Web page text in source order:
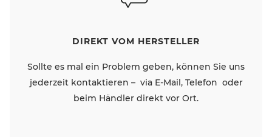
DIREKT VOM HERSTELLER
Sollte es mal ein Problem geben, können Sie uns
jederzeit kontaktieren – via E-Mail, Telefon oder
beim Händler direkt vor Ort.